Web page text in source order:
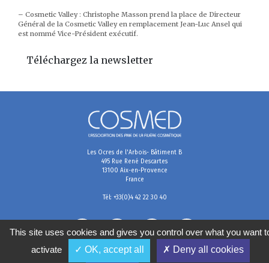
– Cosmetic Valley : Christophe Masson prend la place de Directeur
Général de la Cosmetic Valley en remplacement Jean-Luc Ansel qui
est nommé Vice-Président exécutif.
Téléchargez la newsletter
Les Ocres de l'Arbois- Bâtiment B
495 Rue René Descartes
13100 Aix-en-Provence
France
Tél: +33(0)4 42 22 30 40
This site uses cookies and gives you control over what you want
activate
✓ OK, accept all ✗ Deny all cookies